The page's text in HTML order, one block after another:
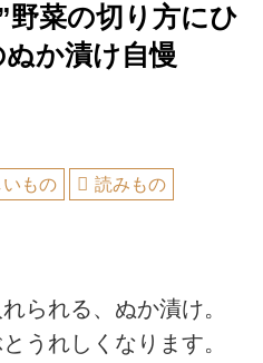
野菜の切り方にひ
か漬け自慢
もの
読みもの
られる、ぬか漬け。
うれしくなります。